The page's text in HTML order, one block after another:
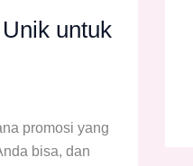
untuk
promosi yang
bisa, dan